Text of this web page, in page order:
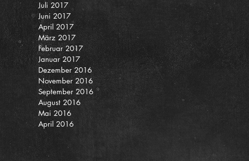
Juli 2017
Juni 2017
April 2017
März 2017
Februar 2017
Januar 2017
Dezember 2016
November 2016
September 2016
August 2016
Mai 2016
April 2016